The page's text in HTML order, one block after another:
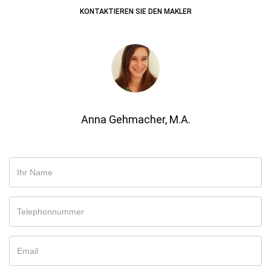
KONTAKTIEREN SIE DEN MAKLER
Anna Gehmacher, M.A.